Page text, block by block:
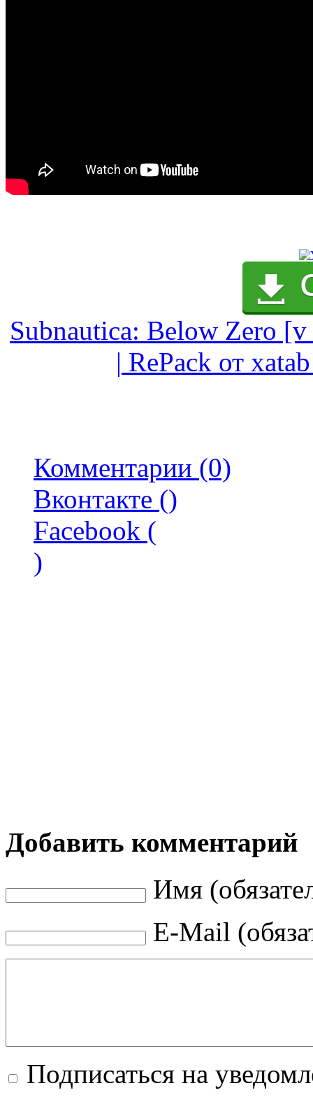
Subnautica: Below Zero
| RePack от
Комментарии (0)
Вконтакте ()
Facebook (
)
Добавить комментарий
Имя
E-Mail
Подписаться на